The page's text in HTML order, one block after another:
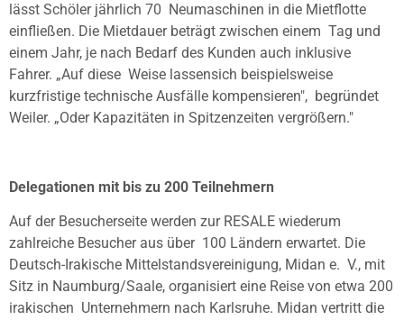
lässt Schöler jährlich 70 Neumaschinen in die Mietflotte
einfließen. Die Mietdauer beträgt zwischen einem Tag und
einem Jahr, je nach Bedarf des Kunden auch inklusive
Fahrer. „Auf diese Weise lassensich beispielsweise
kurzfristige technische Ausfälle kompensieren", begründet
Weiler. „Oder Kapazitäten in Spitzenzeiten vergrößern."
Delegationen mit bis zu 200 Teilnehmern
Auf der Besucherseite werden zur RESALE wiederum
zahlreiche Besucher aus über 100 Ländern erwartet. Die
Deutsch-Irakische Mittelstandsvereinigung, Midan e. V., mit
Sitz in Naumburg/Saale, organisiert eine Reise von etwa 200
irakischen Unternehmern nach Karlsruhe. Midan vertritt die